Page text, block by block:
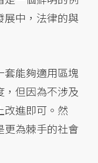
展中，法律的與
套能夠適用區塊
，但因為不涉及
改進即可。然
更為棘手的社會